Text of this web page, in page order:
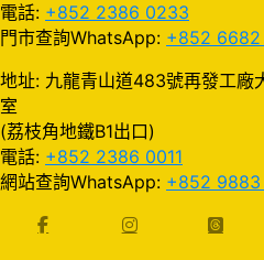
電話: +852 2386 0233
門市查詢WhatsApp: +852 6682
地址: 九龍青山道483號再發工廠
室
(荔枝角地鐵B1出口)
電話: +852 2386 0011
網站查詢WhatsApp: +852